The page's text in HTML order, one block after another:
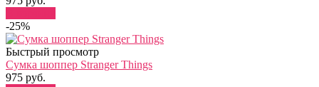
-25%
Быстрый просмотр
Сумка шоппер Stranger Things
975 руб.